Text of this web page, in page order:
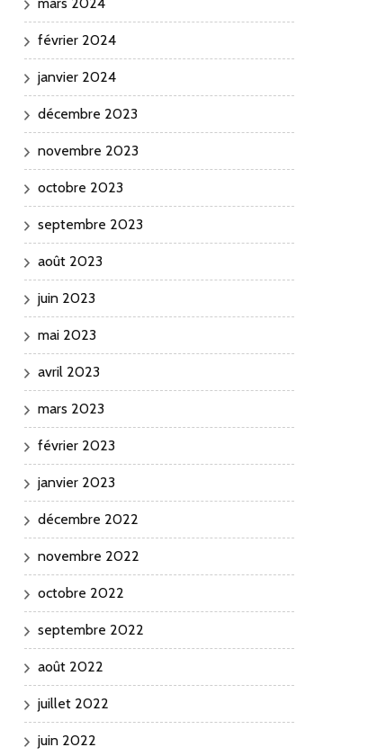
février 2024
janvier 2024
décembre 2023
novembre 2023
octobre 2023
septembre 2023
août 2023
juin 2023
mai 2023
avril 2023
mars 2023
février 2023
janvier 2023
décembre 2022
novembre 2022
octobre 2022
septembre 2022
août 2022
juillet 2022
juin 2022